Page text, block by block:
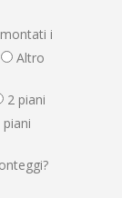
i
Altro
2 piani